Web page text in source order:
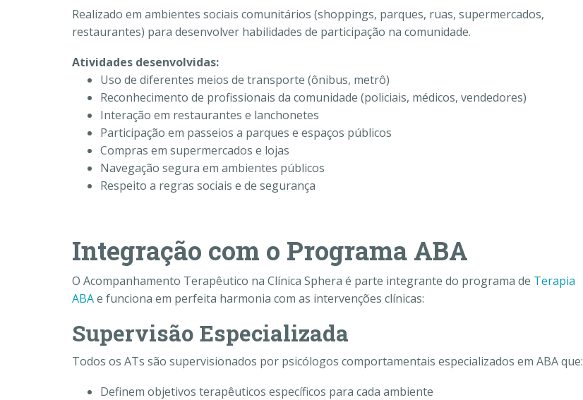
Realizado em ambientes sociais comunitários (shoppings, parques, ruas, supermercados,
restaurantes) para desenvolver habilidades de participação na comunidade.
Atividades desenvolvidas:
Uso de diferentes meios de transporte (ônibus, metrô)
Reconhecimento de profissionais da comunidade (policiais, médicos, vendedores)
Interação em restaurantes e lanchonetes
Participação em passeios a parques e espaços públicos
Compras em supermercados e lojas
Navegação segura em ambientes públicos
Respeito a regras sociais e de segurança
Integração com o Programa ABA
O Acompanhamento Terapêutico na Clínica Sphera é parte integrante do programa de Terapia
ABAe funciona em perfeita harmonia com as intervenções clínicas:
Supervisão Especializada
Todos os ATs são supervisionados por psicólogos comportamentais especializados em ABA que:
Definem objetivos terapêuticos específicos para cada ambiente